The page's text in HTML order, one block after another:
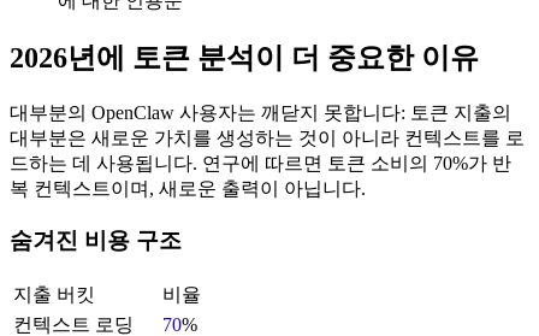
2026년에 토큰 분석이 더 중요한 이유
대부분의 OpenClaw 사용자는 깨닫지 못합니다: 토큰 지출의
대부분은 새로운 가치를 생성하는 것이 아니라 컨텍스트를 로
드하는 데 사용됩니다. 연구에 따르면 토큰 소비의 70%가 반
복 컨텍스트이며, 새로운 출력이 아닙니다.
숨겨진 비용 구조
지출 버킷
비율
컨텍스트 로딩
70%